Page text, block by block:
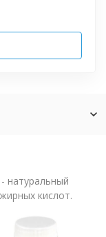
натуральный
кислот.